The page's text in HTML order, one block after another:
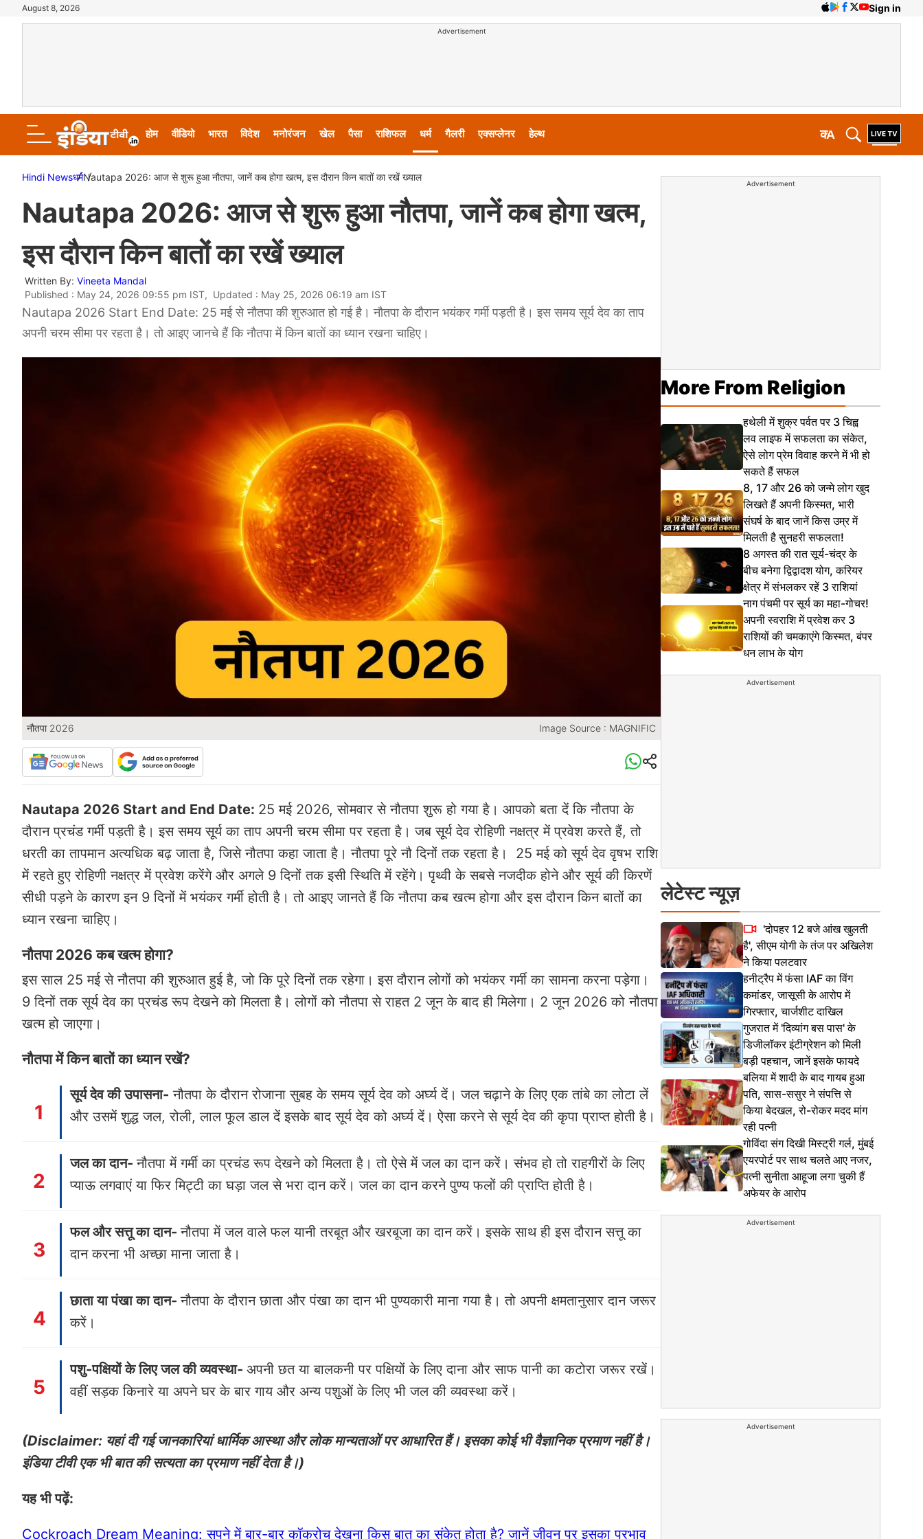
August 8, 2026 Sign in
Advertisement
होम वीडियो भारत विदेश मनोरंजन खेल पैसा राशिफल धर्म गैलरी एक्सप्लेनर हेल्थ A
क
Hindi Newsधर्मNautapa 2026: आज से शुरू हुआ नौतपा, जानें कब होगा खत्म, इस दौरान किन बातों का रखें ख्याल
Nautapa 2026: आज से शुरू हुआ नौतपा, जानें कब होगा खत्म,
इस दौरान किन बातों का रखें ख्याल
Written By: Vineeta Mandal
Published : May 24, 2026 09:55 pm IST, Updated : May 25, 2026 06:19 am IST
Nautapa 2026 Start End Date: 25 मई से नौतपा की शुरुआत हो गई है। नौतपा के दौरान भयंकर गर्मी पड़ती है। इस समय सूर्य देव का ताप
अपनी चरम सीमा पर रहता है। तो आइए जानचे हैं कि नौतपा में किन बातों का ध्यान रखना चाहिए।
नौतपा 2026 Image Source : MAGNIFIC
Nautapa 2026 Start and End Date: 25 मई 2026, सोमवार से नौतपा शुरू हो गया है। आपको बता दें कि नौतपा के
दौरान प्रचंड गर्मी पड़ती है। इस समय सूर्य का ताप अपनी चरम सीमा पर रहता है। जब सूर्य देव रोहिणी नक्षत्र में प्रवेश करते हैं, तो
धरती का तापमान अत्यधिक बढ़ जाता है, जिसे नौतपा कहा जाता है। नौतपा पूरे नौ दिनों तक रहता है। 25 मई को सूर्य देव वृषभ राशि
में रहते हुए रोहिणी नक्षत्र में प्रवेश करेंगे और अगले 9 दिनों तक इसी स्थिति में रहेंगे। पृथ्वी के सबसे नजदीक होने और सूर्य की किरणें
सीधी पड़ने के कारण इन 9 दिनों में भयंकर गर्मी होती है। तो आइए जानते हैं कि नौतपा कब खत्म होगा और इस दौरान किन बातों का
ध्यान रखना चाहिए।
नौतपा 2026 कब खत्म होगा?
इस साल 25 मई से नौतपा की शुरुआत हुई है, जो कि पूरे दिनों तक रहेगा। इस दौरान लोगों को भयंकर गर्मी का सामना करना पड़ेगा।
9 दिनों तक सूर्य देव का प्रचंड रूप देखने को मिलता है। लोगों को नौतपा से राहत 2 जून के बाद ही मिलेगा। 2 जून 2026 को नौतपा
खत्म हो जाएगा।
नौतपा में किन बातों का ध्यान रखें?
सूर्य देव की उपासना- नौतपा के दौरान रोजाना सुबह के समय सूर्य देव को अर्घ्य दें। जल चढ़ाने के लिए एक तांबे का लोटा लें
और उसमें शुद्ध जल, रोली, लाल फूल डाल दें इसके बाद सूर्य देव को अर्घ्य दें। ऐसा करने से सूर्य देव की कृपा प्राप्त होती है।
जल का दान-नौतपा में गर्मी का प्रचंड रूप देखने को मिलता है। तो ऐसे में जल का दान करें। संभव हो तो राहगीरों के लिए
प्याऊ लगवाएं या फिर मिट्टी का घड़ा जल से भरा दान करें। जल का दान करने पुण्य फलों की प्राप्ति होती है।
फल और सत्तू का दान-नौतपा में जल वाले फल यानी तरबूत और खरबूजा का दान करें। इसके साथ ही इस दौरान सत्तू का
दान करना भी अच्छा माना जाता है।
छाता या पंखा का दान-नौतपा के दौरान छाता और पंखा का दान भी पुण्यकारी माना गया है। तो अपनी क्षमतानुसार दान जरूर
करें।
पशु-पक्षियों के लिए जल की व्यवस्था- अपनी छत या बालकनी पर पक्षियों के लिए दाना और साफ पानी का कटोरा जरूर रखें।
वहीं सड़क किनारे या अपने घर के बार गाय और अन्य पशुओं के लिए भी जल की व्यवस्था करें।
(Disclaimer: यहां दी गई जानकारियां धार्मिक आस्था और लोक मान्यताओं पर आधारित हैं। इसका कोई भी वैज्ञानिक प्रमाण नहीं है।
इंडिया टीवी एक भी बात की सत्यता का प्रमाण नहीं देता है।)
यह भी पढ़ें:
Cockroach Dream Meaning: सपने में बार-बार कॉकरोच देखना किस बात का संकेत होता है? जानें जीवन पर इसका प्रभाव
Advertisement
More From Religion
हथेली में शुक्र पर्वत पर 3 चिह्व
लव लाइफ में सफलता का संकेत,
ऐसे लोग प्रेम विवाह करने में भी हो
सकते हैं सफल
8, 17 और 26 को जन्मे लोग खुद
लिखते हैं अपनी किस्मत, भारी
संघर्ष के बाद जानें किस उम्र में
मिलती है सुनहरी सफलता!
8 अगस्त की रात सूर्य-चंद्र के
बीच बनेगा द्विद्वादश योग, करियर
क्षेत्र में संभलकर रहें 3 राशियां
नाग पंचमी पर सूर्य का महा-गोचर!
अपनी स्वराशि में प्रवेश कर 3
राशियों की चमकाएंगे किस्मत, बंपर
धन लाभ के योग
Advertisement
लेटेस्ट न्यूज़
'दोपहर 12 बजे आंख खुलती
है', सीएम योगी के तंज पर अखिलेश
ने किया पलटवार
हनीट्रैप में फंसा IAF का विंग
कमांडर, जासूसी के आरोप में
गिरफ्तार, चार्जशीट दाखिल
गुजरात में 'दिव्यांग बस पास' के
डिजीलॉकर इंटीग्रेशन को मिली
बड़ी पहचान, जानें इसके फायदे
बलिया में शादी के बाद गायब हुआ
पति, सास-ससुर ने संपत्ति से
किया बेदखल, रो-रोकर मदद मांग
रही पत्नी
गोविंदा संग दिखी मिस्ट्री गर्ल, मुंबई
एयरपोर्ट पर साथ चलते आए नजर,
पत्नी सुनीता आहूजा लगा चुकी हैं
अफेयर के आरोप
Advertisement
Advertisement